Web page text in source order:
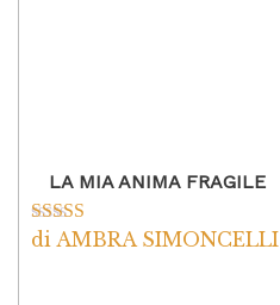
LA MIA ANIMA FRAGILE
Valutato5su
di AMBRA SIMONCELLI